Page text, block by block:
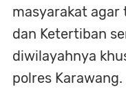
masyarakat agar
dan Ketertiban
diwilayahnya
polres